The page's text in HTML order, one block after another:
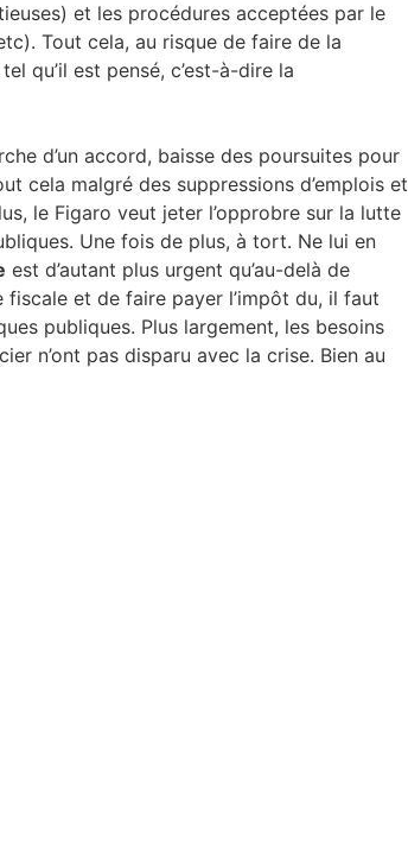
et les procédures acceptées par le
Tout cela, au risque de faire de la
qu’il est pensé, c’est-à-dire la
d’un accord, baisse des poursuites pour
cela malgré des suppressions d’emplois et
le Figaro veut jeter l’opprobre sur la lutte
Une fois de plus, à tort. Ne lui en
est d’autant plus urgent qu’au-delà de
fiscale et de faire payer l’impôt du, il faut
publiques. Plus largement, les besoins
n’ont pas disparu avec la crise. Bien au